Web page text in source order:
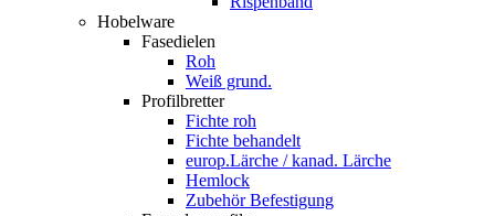
Hobelware
Fasedielen
Roh
Weiß grund.
Profilbretter
Fichte roh
Fichte behandelt
europ.Lärche / kanad. Lärche
Hemlock
Zubehör Befestigung